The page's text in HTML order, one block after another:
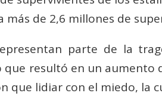
de 2,6 millones de
parte de la
resultó en un aumento
que lidiar con el miedo, la